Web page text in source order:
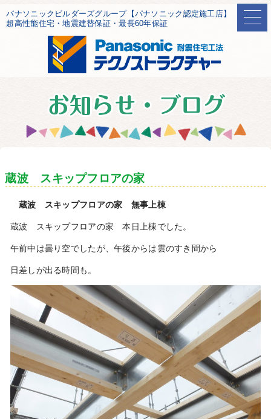
パナソニックビルダーズグループ【パナソニック認定施工店】
超高性能住宅・地震建替保証・最長60年保証
蔵波 スキップフロアの家
蔵波 スキップフロアの家 無事上棟
蔵波 スキップフロアの家 本日上棟でした。
午前中は曇り空でしたが、午後からは雲のすき間から
日差しが出る時間も。